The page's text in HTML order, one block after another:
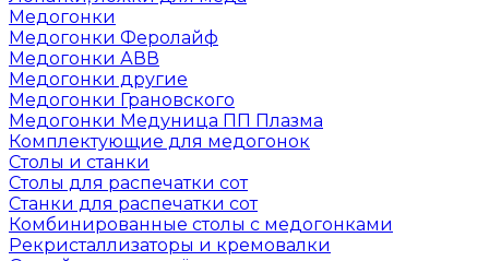
Медогонки
Медогонки Феролайф
Медогонки АВВ
Медогонки другие
Медогонки Грановского
Медогонки Медуница ПП Плазма
Комплектующие для медогонок
Столы и станки
Столы для распечатки сот
Станки для распечатки сот
Комбинированные столы с медогонками
Рекристаллизаторы и кремовалки